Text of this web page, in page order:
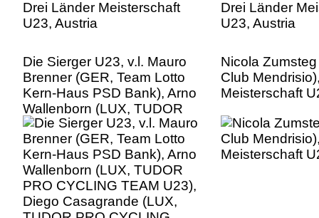
Die Sierger U23, v.l. Mauro
Brenner (GER, Team Lotto
Kern-Haus PSD Bank), Arno
Wallenborn (LUX, TUDOR
PRO CYCLING TEAM U23),
Diego Casagrande (LUX,
TUDOR PRO CYCLING
TEAM U23), Marco Schrettl
(AUT, Tirol KTM Cycling
Team)Drei Länder
Nicola
Club
Meisterschaft